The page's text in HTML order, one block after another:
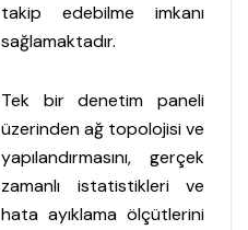
takip edebilme imkanı
sağlamaktadır.
Tek bir denetim paneli
üzerinden ağ topolojisi ve
yapılandırmasını, gerçek
zamanlı istatistikleri ve
hata ayıklama ölçütlerini